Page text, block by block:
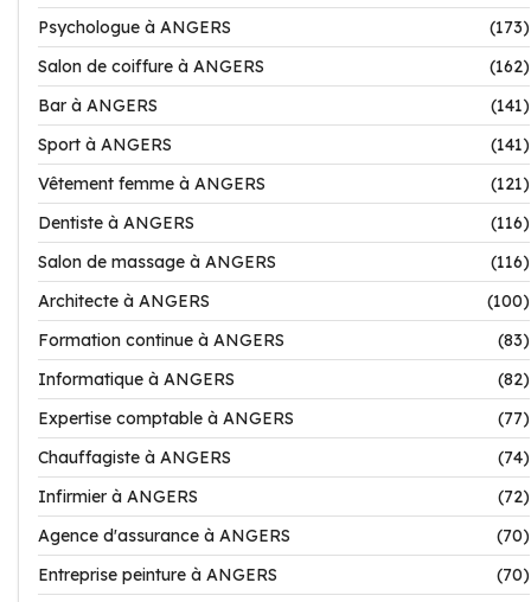
Psychologue à ANGERS
(173)
Salon de coiffure à ANGERS
(162)
Bar à ANGERS
(141)
Sport à ANGERS
(141)
Vêtement femme à ANGERS
(121)
Dentiste à ANGERS
(116)
Salon de massage à ANGERS
(116)
Architecte à ANGERS
(100)
Formation continue à ANGERS
(83)
Informatique à ANGERS
(82)
Expertise comptable à ANGERS
(77)
Chauffagiste à ANGERS
(74)
Infirmier à ANGERS
(72)
Agence d'assurance à ANGERS
(70)
Entreprise peinture à ANGERS
(70)